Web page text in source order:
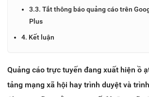
3.3. Tắt thông báo quảng cáo trên
Plus
4. Kết luận
Quảng cáo trực tuyến đang xuất hiện ồ
tảng mạng xã hội hay trình duyệt và